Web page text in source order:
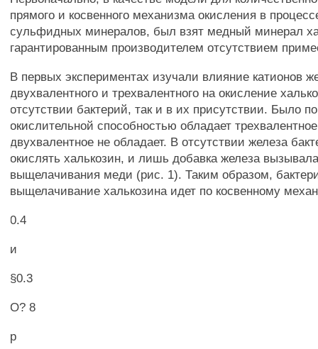
прямого и косвенного механизма окисления в
сульфидных минералов, был взят медный минерал
гарантированным производителем отсутствием
В первых экспериментах изучали влияние катионов
двухвалентного и трехвалентного на окисление
отсутствии бактерий, так и в их присутствии. Было
окислительной способностью обладает
двухвалентное не обладает. В отсутствии железа
окислять халькозин, и лишь добавка железа
выщелачивания меди (рис. 1). Таким образом,
выщелачивание халькозина идет по косвенному
0.4
и
§0.3
О? 8
р